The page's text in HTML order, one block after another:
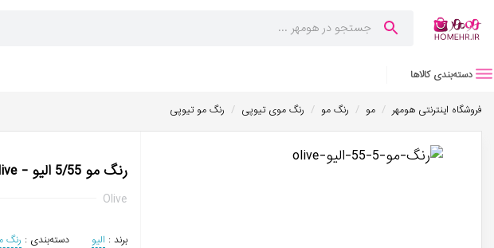
دسته‌بندی کالاها
فروشگاه اینترنتی هومهر / مو / رنگ مو / رنگ موی تیوپی / رنگ مو تیوپی
رنگ مو 5/55 الیو - olive
Olive
برند : الیو دسته‌بندی : رنگ